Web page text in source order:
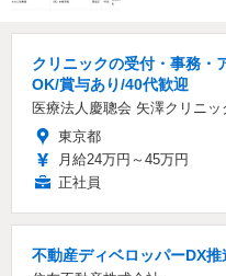
クリニックの受付・事務・
OK/賞与あり/40代歓迎
医療法人慶聰会 矢澤クリニッ
東京都
月給24万円～45万円
正社員
不動産ディベロッパーDX